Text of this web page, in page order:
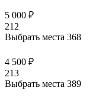
5 000 ₽
212
Выбрать места 368
4 500 ₽
213
Выбрать места 389